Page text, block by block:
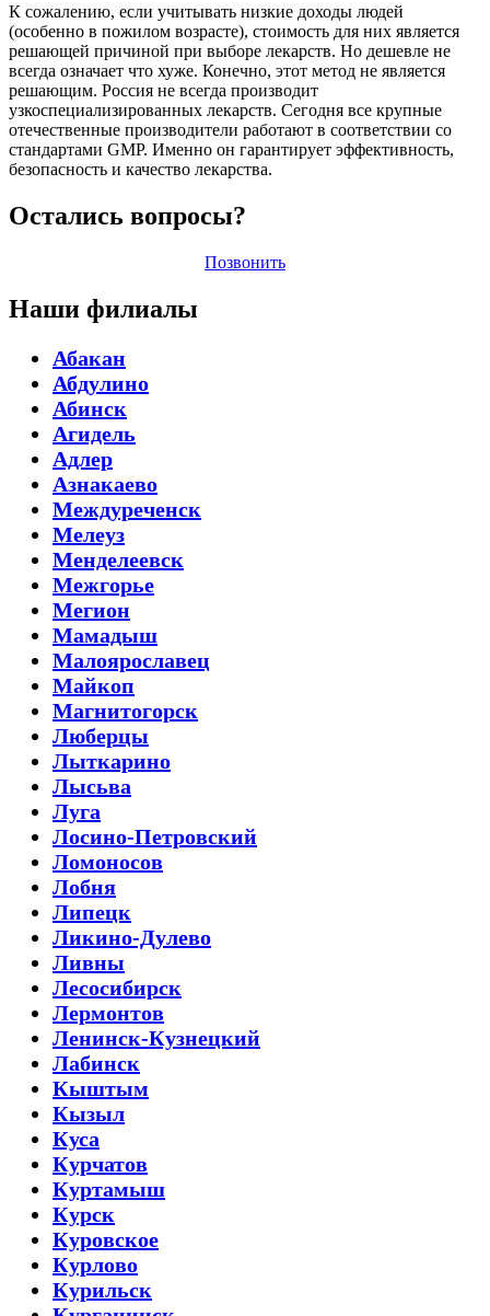
К сожалению, если учитывать низкие доходы людей
(особенно в пожилом возрасте), стоимость для них является
решающей причиной при выборе лекарств. Но дешевле не
всегда означает что хуже. Конечно, этот метод не является
решающим. Россия не всегда производит
узкоспециализированных лекарств. Сегодня все крупные
отечественные производители работают в соответствии со
стандартами GMP. Именно он гарантирует эффективность,
безопасность и качество лекарства.
Остались вопросы?
Позвонить
Наши филиалы
Абакан
Абдулино
Абинск
Агидель
Адлер
Азнакаево
Междуреченск
Мелеуз
Менделеевск
Межгорье
Мегион
Мамадыш
Малоярославец
Майкоп
Магнитогорск
Люберцы
Лыткарино
Лысьва
Луга
Лосино-Петровский
Ломоносов
Лобня
Липецк
Ликино-Дулево
Ливны
Лесосибирск
Лермонтов
Ленинск-Кузнецкий
Лабинск
Кыштым
Кызыл
Куса
Курчатов
Куртамыш
Курск
Куровское
Курлово
Курильск